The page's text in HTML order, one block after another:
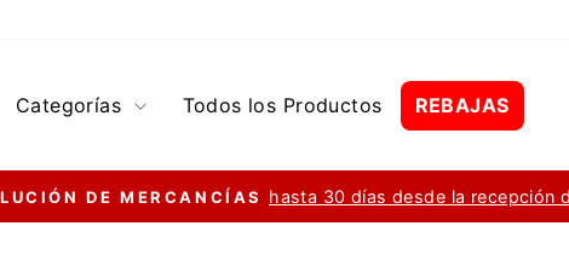
Categorías Todos los Productos REBAJAS
diapositivas
DE MERCANCÍAS hasta 30 días desde la recepción